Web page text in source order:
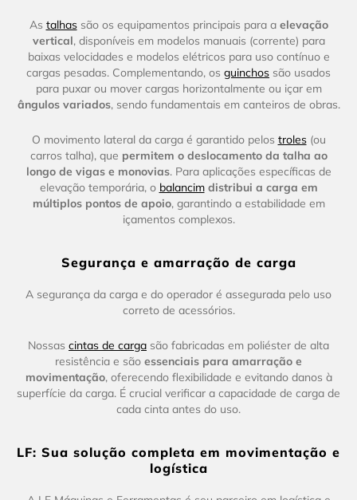
As talhassão os equipamentos principais para a elevação
vertical, disponíveis em modelos manuais (corrente) para
baixas velocidades e modelos elétricos para uso contínuo e
cargas pesadas. Complementando, os guinchos são usados
para puxar ou mover cargas horizontalmente ou içar em
ângulos variados, sendo fundamentais em canteiros de obras.
O movimento lateral da carga é garantido pelos troles(ou
carros talha), que permitem o deslocamento da talha ao
longo de vigas e monovias. Para aplicações específicas de
elevação temporária, o balancim distribui a carga em
múltiplos pontos de apoio, garantindo a estabilidade em
içamentos complexos.
Segurança e amarração de carga
A segurança da carga e do operador é assegurada pelo uso
correto de acessórios.
Nossas cintas de carga são fabricadas em poliéster de alta
resistência e são essenciais para amarração e
movimentação, oferecendo flexibilidade e evitando danos à
superfície da carga. É crucial verificar a capacidade de carga de
cada cinta antes do uso.
LF: Sua solução completa em movimentação e
logística